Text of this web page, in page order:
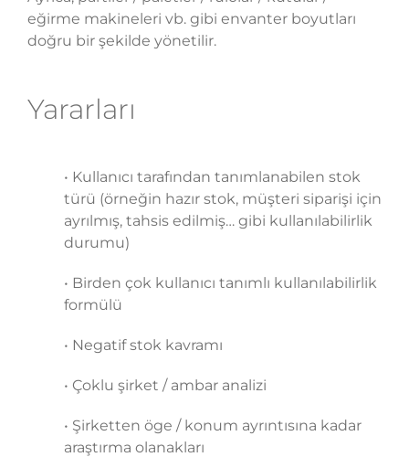
eğirme makineleri vb. gibi envanter boyutları
doğru bir şekilde yönetilir.
Yararları
• Kullanıcı tarafından tanımlanabilen stok
türü (örneğin hazır stok, müşteri siparişi için
ayrılmış, tahsis edilmiş… gibi kullanılabilirlik
durumu)
• Birden çok kullanıcı tanımlı kullanılabilirlik
formülü
• Negatif stok kavramı
• Çoklu şirket / ambar analizi
• Şirketten öge / konum ayrıntısına kadar
araştırma olanakları